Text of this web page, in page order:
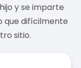
y se imparte
que difícilmente
sitio.